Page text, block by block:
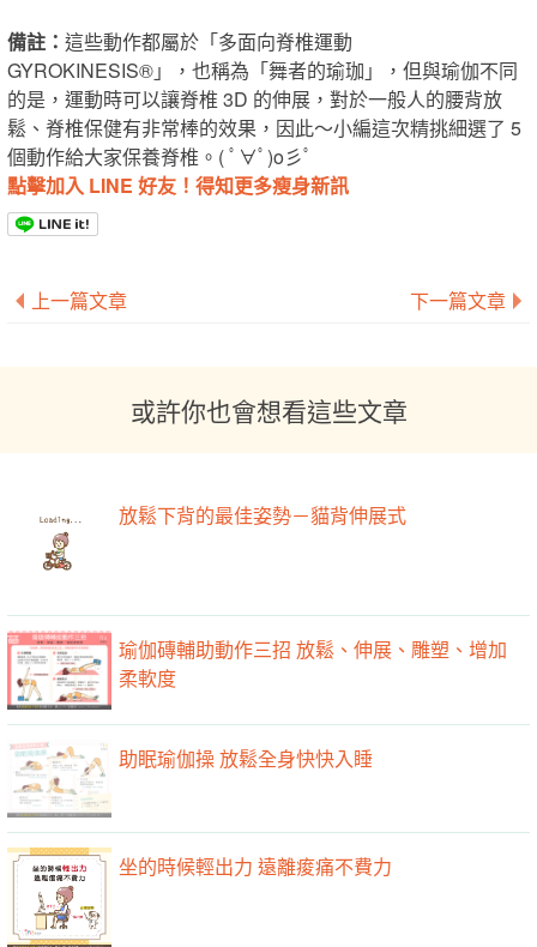
備註： 這些動作都屬於「多面向脊椎運動
GYROKINESIS®」，也稱為「舞者的瑜珈」，但與瑜伽不同
的是，運動時可以讓脊椎 3D 的伸展，對於一般人的腰背放
鬆、脊椎保健有非常棒的效果，因此～小編這次精挑細選了 5
個動作給大家保養脊椎。( ﾟ∀ﾟ)o彡ﾟ
點擊加入 LINE 好友！得知更多瘦身新訊
上一篇文章 下一篇文章
或許你也會想看這些文章
放鬆下背的最佳姿勢－貓背伸展式
瑜伽磚輔助動作三招 放鬆、伸展、雕塑、增加
柔軟度
助眠瑜伽操 放鬆全身快快入睡
坐的時候輕出力 遠離痠痛不費力